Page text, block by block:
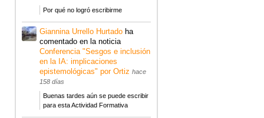
Por qué no logró escribirme
Giannina Urrello Hurtado ha
comentado en la noticia
Conferencia "Sesgos e inclusión
en la IA: implicaciones
epistemológicas" por Ortiz hace
158 días
Buenas tardes aún se puede escribir
para esta Actividad Formativa